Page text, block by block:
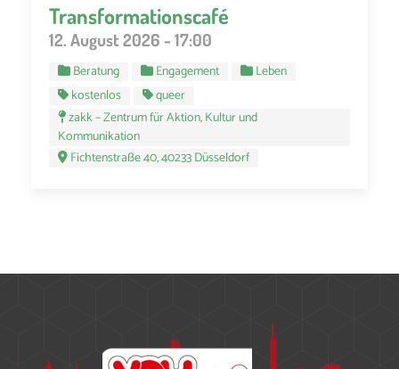
Transformationscafé
12. August 2026 - 17:00
Beratung Engagement
Leben
kostenlos
queer
zakk – Zentrum für Aktion, Kultur und
Kommunikation
Fichtenstraße 40, 40233 Düsseldorf